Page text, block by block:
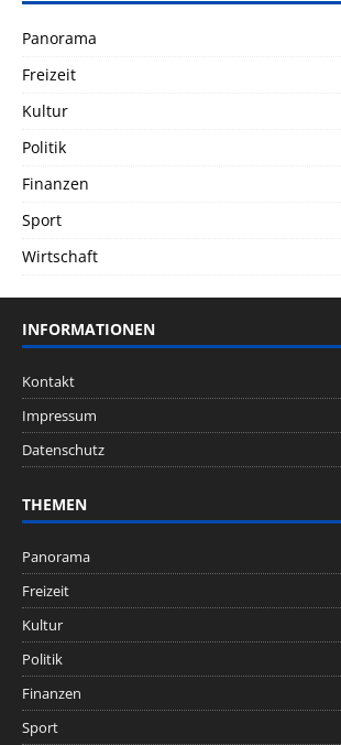
Panorama
Freizeit
Kultur
Politik
Finanzen
Sport
Wirtschaft
INFORMATIONEN
Kontakt
Impressum
Datenschutz
THEMEN
Panorama
Freizeit
Kultur
Politik
Finanzen
Sport